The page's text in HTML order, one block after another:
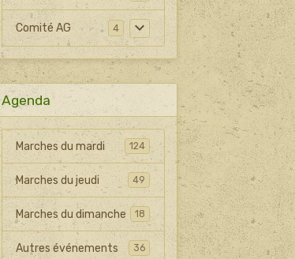
Comité AG 4
Agenda
Marches du mardi 124
Marches du jeudi 49
Marches du dimanche 18
Autres événements 36